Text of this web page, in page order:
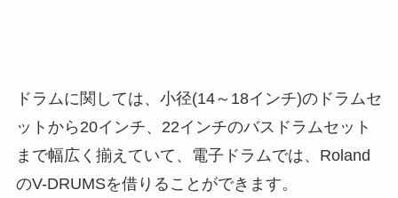
ドラムに関しては、小径(14～18インチ)のドラムセ
ットから20インチ、22インチのバスドラムセット
まで幅広く揃えていて、電子ドラムでは、Roland
のV-DRUMSを借りることができます。